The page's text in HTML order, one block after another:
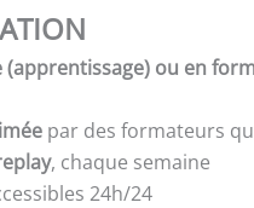
ou en
par des formateurs
, chaque semaine
24h/24